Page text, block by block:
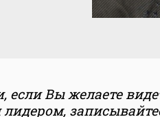
если Вы желаете